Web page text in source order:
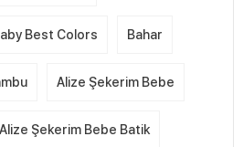
Best Colors Bahar
Alize Şekerim Bebe
Alize Şekerim Bebe Batik